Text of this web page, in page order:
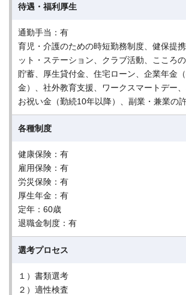
待遇・福利厚生
通勤手当：有
育児・介護のための時短勤務制度、健保提
ット・ステーション、クラブ活動、こころ
貯蓄、厚生貸付金、住宅ローン、企業年金
金）、社外教育支援、ワークスマートデー、
お祝い金（勤続10年以降）、副業・兼業の
各種制度
健康保険：有
雇用保険：有
労災保険：有
厚生年金：有
定年：60歳
退職金制度：有
選考プロセス
１）書類選考
２）適性検査